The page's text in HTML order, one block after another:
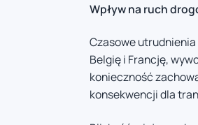
Wpływ na ruch
Czasowe
Belgię i Francję,
konieczność
konsekwencji dla